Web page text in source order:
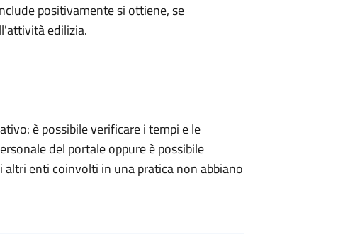
positivamente si ottiene, se
edilizia.
è possibile verificare i tempi e le
del portale oppure è possibile
enti coinvolti in una pratica non abbiano